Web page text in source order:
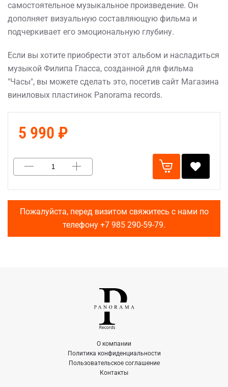
самостоятельное музыкальное произведение. Он
дополняет визуальную составляющую фильма и
подчеркивает его эмоциональную глубину.
Если вы хотите приобрести этот альбом и насладиться
музыкой Филипа Гласса, созданной для фильма
"Часы", вы можете сделать это, посетив сайт Магазина
виниловых пластинок Panorama records.
5 990 ₽
Пожалуйста, перед визитом свяжитесь с нами по
телефону +7 985 290-59-79.
О компании
Политика конфиденциальности
Пользовательское соглашение
Контакты